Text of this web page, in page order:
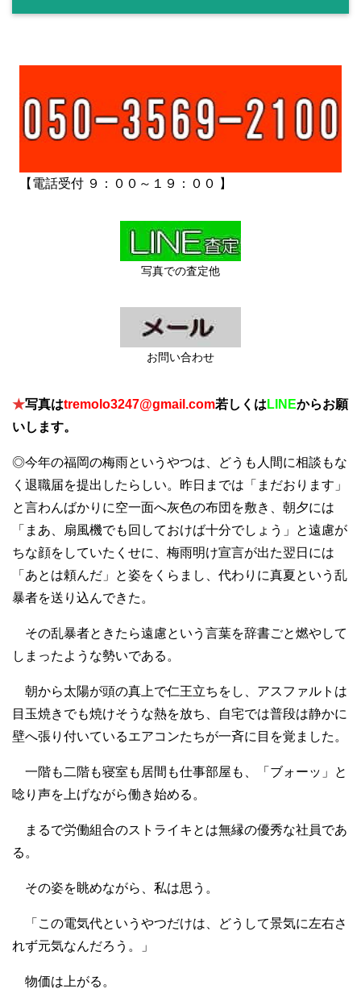
【電話受付 ９：００～１９：００ 】
写真での査定他
お問い合わせ
★写真はtremolo3247@gmail.com若しくは LINEからお願
いします。
◎今年の福岡の梅雨というやつは、どうも人間に相談もな
く退職届を提出したらしい。昨日までは「まだおります」
と言わんばかりに空一面へ灰色の布団を敷き、朝夕には
「まあ、扇風機でも回しておけば十分でしょう」と遠慮が
ちな顔をしていたくせに、梅雨明け宣言が出た翌日には
「あとは頼んだ」と姿をくらまし、代わりに真夏という乱
暴者を送り込んできた。
その乱暴者ときたら遠慮という言葉を辞書ごと燃やして
しまったような勢いである。
朝から太陽が頭の真上で仁王立ちをし、アスファルトは
目玉焼きでも焼けそうな熱を放ち、自宅では普段は静かに
壁へ張り付いているエアコンたちが一斉に目を覚ました。
一階も二階も寝室も居間も仕事部屋も、「ブォーッ」と
唸り声を上げながら働き始める。
まるで労働組合のストライキとは無縁の優秀な社員であ
る。
その姿を眺めながら、私は思う。
「この電気代というやつだけは、どうして景気に左右さ
れず元気なんだろう。」
物価は上がる。